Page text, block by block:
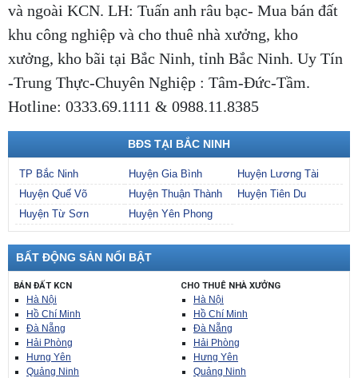
và ngoài KCN. LH: Tuấn anh râu bạc- Mua bán đất
khu công nghiệp và cho thuê nhà xưởng, kho
xưởng, kho bãi tại Bắc Ninh, tỉnh Bắc Ninh. Uy Tín
-Trung Thực-Chuyên Nghiệp : Tâm-Đức-Tầm.
Hotline: 0333.69.1111 & 0988.11.8385
BĐS TẠI BẮC NINH
TP Bắc Ninh Huyện Gia Bình
Huyện Lương Tài
Huyện Quế Võ
Huyện Thuận Thành
Huyện Tiên Du
Huyện Từ Sơn
Huyện Yên Phong
BẤT ĐỘNG SẢN NỔI BẬT
BÁN ĐẤT KCN
Hà Nội
Hồ Chí Minh
Đà Nẵng
Hải Phòng
Hưng Yên
Quảng Ninh
CHO THUÊ NHÀ XƯỞNG
Hà Nội
Hồ Chí Minh
Đà Nẵng
Hải Phòng
Hưng Yên
Quảng Ninh